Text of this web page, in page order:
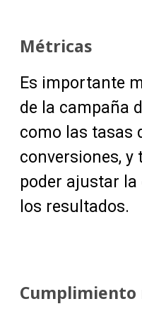
Métricas
Es importante
de la campaña
como las tasas
conversiones, y
poder ajustar
los resultados.